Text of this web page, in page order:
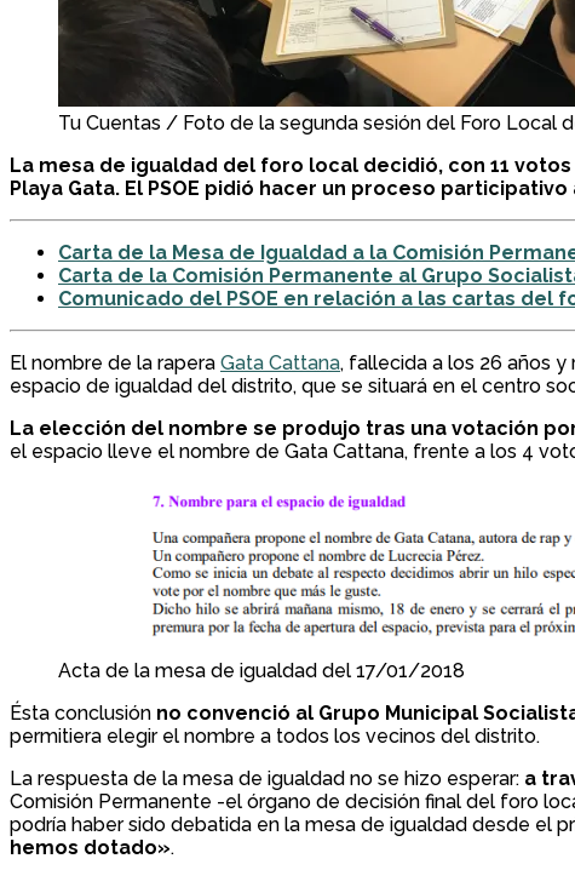
Tu Cuentas / Foto de la segunda sesión del Foro Local
La mesa de igualdad del foro local decidió, con 11
Playa Gata. El PSOE pidió hacer un proceso
Carta de la Mesa de Igualdad a la Comisión
Carta de la Comisión Permanente al Grupo
Comunicado del PSOE en relación a las cartas del
El nombre de la rapera Gata Cattana, fallecida a los 26 años
espacio de igualdad del distrito, que se situará en el centro
La elección del nombre se produjo tras una votación
el espacio lleve el nombre de Gata Cattana, frente a los 4
Acta de la mesa de igualdad del 17/01/2018
Ésta conclusión no convenció al Grupo Municipal
permitiera elegir el nombre a todos los vecinos del distrito.
La respuesta de la mesa de igualdad no se hizo esperar: a
Comisión Permanente -el órgano de decisión final del foro
podría haber sido debatida en la mesa de igualdad desde el
hemos dotado».